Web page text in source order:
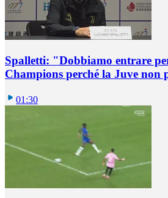
Spalletti: "Dobbiamo entrare
Champions perché la Juve non
01:30